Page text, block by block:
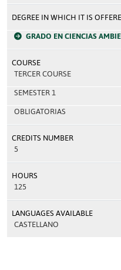
DEGREE IN WHICH IT IS
GRADO EN CIENCIAS
COURSE
TERCER COURSE
SEMESTER 1
OBLIGATORIAS
CREDITS NUMBER
5
HOURS
125
LANGUAGES AVAILABLE
CASTELLANO